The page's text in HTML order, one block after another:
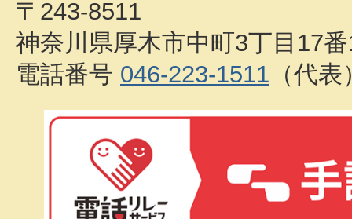
〒243-8511
神奈川県厚木市中町3丁目17
電話番号 046-223-1511 （代表